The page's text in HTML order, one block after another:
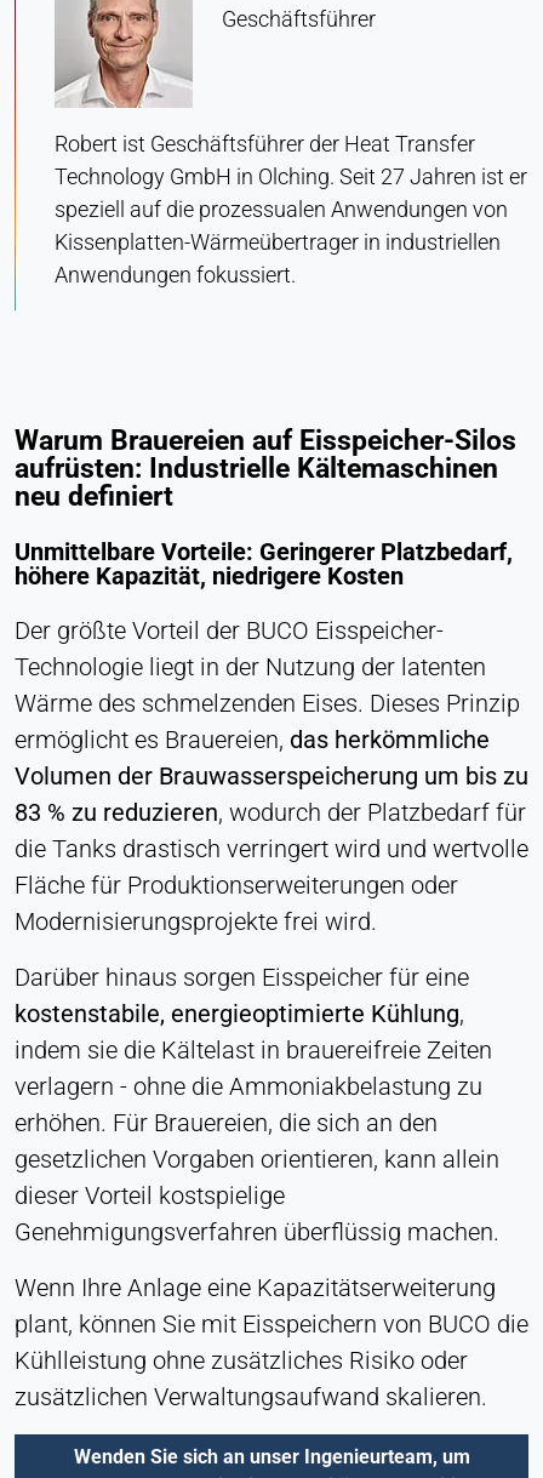
Geschäftsführer
Robert ist Geschäftsführer der Heat Transfer
Technology GmbH in Olching. Seit 27 Jahren ist er
speziell auf die prozessualen Anwendungen von
Kissenplatten-Wärmeübertrager in industriellen
Anwendungen fokussiert.
Warum Brauereien auf Eisspeicher-Silos
aufrüsten: Industrielle Kältemaschinen
neu definiert
Unmittelbare Vorteile: Geringerer Platzbedarf,
höhere Kapazität, niedrigere Kosten
Der größte Vorteil der BUCO Eisspeicher-
Technologie liegt in der Nutzung der latenten
Wärme des schmelzenden Eises. Dieses Prinzip
ermöglicht es Brauereien, das herkömmliche
Volumen der Brauwasserspeicherung um bis zu
83 % zu reduzieren, wodurch der Platzbedarf für
die Tanks drastisch verringert wird und wertvolle
Fläche für Produktionserweiterungen oder
Modernisierungsprojekte frei wird.
Darüber hinaus sorgen Eisspeicher für eine
kostenstabile, energieoptimierte Kühlung,
indem sie die Kältelast in brauereifreie Zeiten
verlagern - ohne die Ammoniakbelastung zu
erhöhen. Für Brauereien, die sich an den
gesetzlichen Vorgaben orientieren, kann allein
dieser Vorteil kostspielige
Genehmigungsverfahren überflüssig machen.
Wenn Ihre Anlage eine Kapazitätserweiterung
plant, können Sie mit Eisspeichern von BUCO die
Kühlleistung ohne zusätzliches Risiko oder
zusätzlichen Verwaltungsaufwand skalieren.
Wenden Sie sich an unser Ingenieurteam, um
Cookie Laufzeit:
Sitzung
VERMARKTUNG
Zur Messung der Marketingeffektivität und zur
Identifizierung geschäftsbezogener Besucher.
LinkedIn
Zweck:
Konversions-Tracking
1 Tag - 1 Jahr
Leadinfo
Name:
_li_id.#, _li_id.#.expires, _li_ses.#,
snowplowOutQueue_#_post2,
snowplowOutQueue_#_post2.expires
Anbieter:
Leadinfo B.V.
Zweck:
Unternehmensidentifikation (B2B)
Dauerhaft
Hotjar
hjSession#, hjSessionUser#,
_hjAbsoluteSessionInProgress
Anbieter:
Hotjar Ltd.
Zweck:
Analyse des Nutzerverhaltens
Cookie Laufzeit:
Sitzung - 1 Jahr